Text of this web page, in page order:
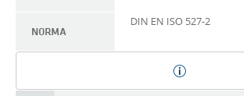
NORMA
DIN EN ISO 527-2